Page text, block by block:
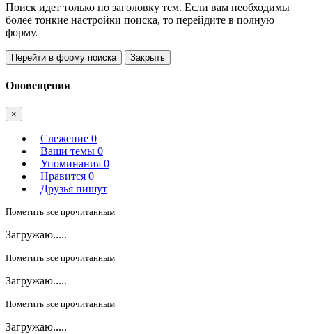
Поиск идет только по заголовку тем. Если вам необходимы
более тонкие настройки поиска, то перейдите в полную
форму.
Перейти в форму поиска Закрыть
Оповещения
×
Слежение 0
Ваши темы 0
Упоминания 0
Нравится 0
Друзья пишут
Пометить все прочитанным
Загружаю.....
Пометить все прочитанным
Загружаю.....
Пометить все прочитанным
Загружаю.....